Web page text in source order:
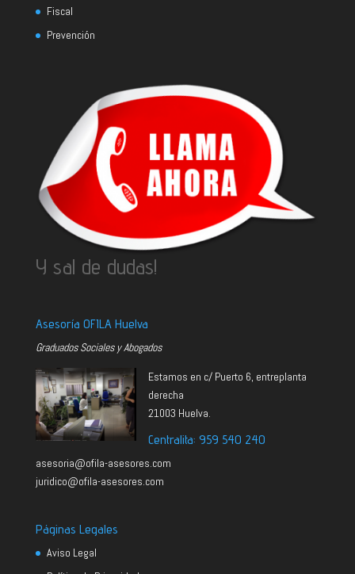
Fiscal
Prevención
Y sal de dudas!
Asesoría OFILA Huelva
Graduados Sociales y Abogados
Estamos en c/ Puerto 6, entreplanta
derecha
21003 Huelva.
Centralita: 959 540 240
asesoria@ofila-asesores.com
juridico@ofila-asesores.com
Páginas Legales
Aviso Legal